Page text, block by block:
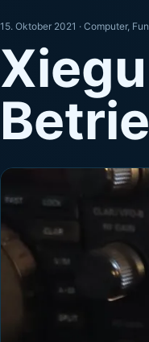
15. Oktober 2021 · Computer,